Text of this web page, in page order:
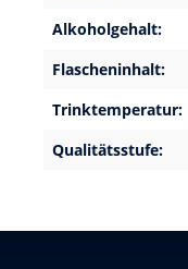
Alkoholgehalt:
Flascheninhalt:
Trinktemperatur:
Qualitätsstufe: